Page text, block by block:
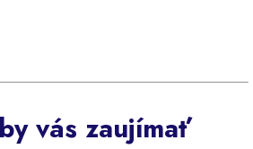
vás zaujímať